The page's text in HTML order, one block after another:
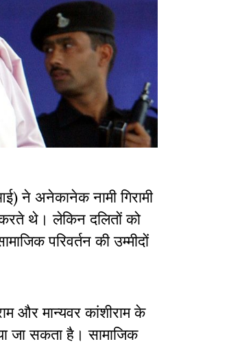
ने अनेकानेक नामी गिरामी
थे। लेकिन दलितों को
परिवर्तन की उम्मीदों
और मान्यवर कांशीराम के
जा सकता है। सामाजिक